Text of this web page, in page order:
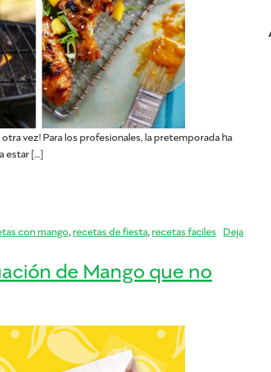
vez! Para los profesionales, la pretemporada ha
estar […]
con mango, recetas de fiesta, recetas faciles Deja
de Mango que no